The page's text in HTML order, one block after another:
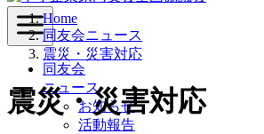
動
同友会
ニュース
お知らせ
活動報告
Home
同友会ニュース
震災・災害対応
震災・災害対応